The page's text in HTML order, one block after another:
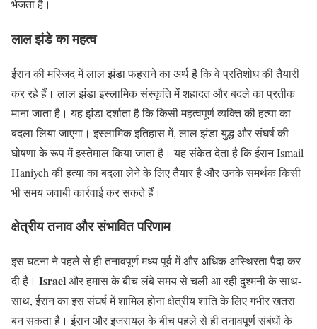
भेजता है।
लाल झंडे का महत्व
ईरान की मस्जिद में लाल झंडा फहराने का अर्थ है कि वे प्रतिशोध की तैयारी
कर रहे हैं। लाल झंडा इस्लामिक संस्कृति में शहादत और बदले का प्रतीक
माना जाता है। यह झंडा दर्शाता है कि किसी महत्वपूर्ण व्यक्ति की हत्या का
बदला लिया जाएगा। इस्लामिक इतिहास में, लाल झंडा युद्ध और संघर्ष की
घोषणा के रूप में इस्तेमाल किया जाता है। यह संकेत देता है कि ईरान Ismail
Haniyeh की हत्या का बदला लेने के लिए तैयार है और उनके समर्थक किसी
भी समय जवाबी कार्रवाई कर सकते हैं।
क्षेत्रीय तनाव और संभावित परिणाम
इस घटना ने पहले से ही तनावपूर्ण मध्य पूर्व में और अधिक अस्थिरता पैदा कर
दी है। Israelऔर हमास के बीच लंबे समय से चली आ रही दुश्मनी के साथ-
साथ, ईरान का इस संघर्ष में शामिल होना क्षेत्रीय शांति के लिए गंभीर खतरा
बन सकता है। ईरान और इजरायल के बीच पहले से ही तनावपूर्ण संबंधों के